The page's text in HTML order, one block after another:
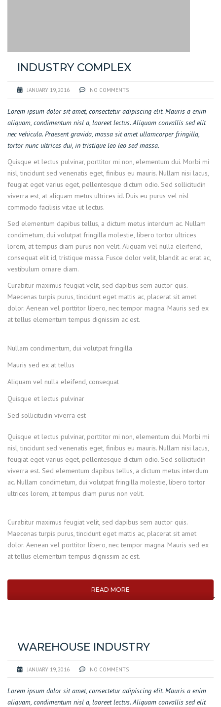
INDUSTRY COMPLEX
JANUARY 19, 2016 NO COMMENTS
Lorem ipsum dolor sit amet, consectetur adipiscing elit. Mauris a enim
aliquam, condimentum nisl a, laoreet lectus. Aliquam convallis sed elit
nec vehicula. Praesent gravida, massa sit amet ullamcorper fringilla,
tortor nunc ultrices dui, in tristique leo leo sed massa.
Quisque et lectus pulvinar, porttitor mi non, elementum dui. Morbi mi
nisl, tincidunt sed venenatis eget, finibus eu mauris. Nullam nisi lacus,
feugiat eget varius eget, pellentesque dictum odio. Sed sollicitudin
viverra est, at aliquam metus ultrices id. Duis eu purus vel nisl
commodo facilisis vitae ut lectus.
Sed elementum dapibus tellus, a dictum metus interdum ac. Nullam
condimetum, dui volutpat fringilla molestie, libero tortor ultrices
lorem, at tempus diam purus non velit. Aliquam vel nulla eleifend,
consequat elit id, tristique massa. Fusce dolor velit, blandit ac erat ac,
vestibulum ornare diam.
Curabitur maximus feugiat velit, sed dapibus sem auctor quis.
Maecenas turpis purus, tincidunt eget mattis ac, placerat sit amet
dolor. Aenean vel porttitor libero, nec tempor magna. Mauris sed ex
at tellus elementum tempus dignissim ac est.
Nullam condimentum, dui volutpat fringilla
Mauris sed ex at tellus
Aliquam vel nulla eleifend, consequat
Quisque et lectus pulvinar
Sed sollicitudin viverra est
Quisque et lectus pulvinar, porttitor mi non, elementum dui. Morbi mi
nisl, tincidunt sed venenatis eget, finibus eu mauris. Nullam nisi lacus,
feugiat eget varius eget, pellentesque dictum odio. Sed sollicitudin
viverra est. Sed elementum dapibus tellus, a dictum metus interdum
ac. Nullam condimetum, dui volutpat fringilla molestie, libero tortor
ultrices lorem, at tempus diam purus non velit.
Curabitur maximus feugiat velit, sed dapibus sem auctor quis.
Maecenas turpis purus, tincidunt eget mattis ac, placerat sit amet
dolor. Aenean vel porttitor libero, nec tempor magna. Mauris sed ex
at tellus elementum tempus dignissim ac est.
READ MORE
WAREHOUSE INDUSTRY
JANUARY 19, 2016 NO COMMENTS
Lorem ipsum dolor sit amet, consectetur adipiscing elit. Mauris a enim
aliquam, condimentum nisl a, laoreet lectus. Aliquam convallis sed elit